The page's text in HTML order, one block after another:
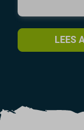
LEES